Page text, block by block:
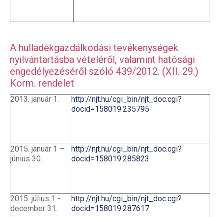
A hulladékgazdálkodási tevékenységek
nyilvántartásba vételéről, valamint hatósági
engedélyezéséről szóló 439/2012. (XII. 29.)
Korm. rendelet
2013. január 1.
http://njt.hu/cgi_bin/njt_doc.cgi?
docid=158019.235795
2015. január 1 –
június 30.
http://njt.hu/cgi_bin/njt_doc.cgi?
docid=158019.285823
2015. július 1 -
december 31.
http://njt.hu/cgi_bin/njt_doc.cgi?
docid=158019.287617